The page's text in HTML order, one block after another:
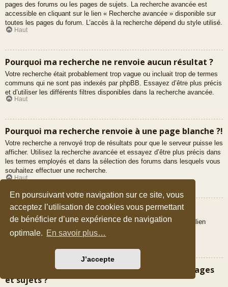
En poursuivant votre navigation sur ce site, vous
acceptez l’utilisation de cookies vous permettant
de bénéficier d’une expérience de navigation
optimale. En savoir plus…
J’accepte
pages des forums ou les pages de sujets. La recherche avancée est
accessible en cliquant sur le lien « Recherche avancée » disponible sur
toutes les pages du forum. L’accès à la recherche dépend du style utilisé.
Haut
Pourquoi ma recherche ne renvoie aucun résultat ?
Votre recherche était probablement trop vague ou incluait trop de termes
communs qui ne sont pas indexés par phpBB. Essayez d’être plus précis
et d’utiliser les différents filtres disponibles dans la recherche avancée.
Haut
Pourquoi ma recherche renvoie à une page blanche ?!
Votre recherche a renvoyé trop de résultats pour que le serveur puisse les
afficher. Utilisez la recherche avancée et essayez d’être plus précis dans
les termes employés et dans la sélection des forums dans lesquels vous
souhaitez effectuer une recherche.
Haut
Comment puis-je rechercher des membres ?
Veuillez vous rendre sur la liste des membres puis cliquer sur le lien
« Trouver un membre ».
Haut
Comment puis-je retrouver mes propres messages
et sujets ?